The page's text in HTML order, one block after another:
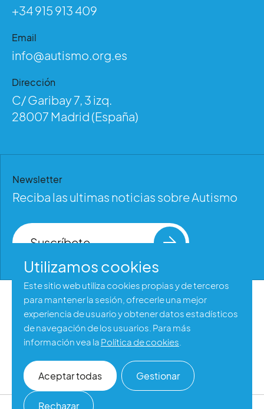
+34 915 913 409
Email
info@autismo.org.es
Dirección
C/ Garibay 7, 3 izq.
28007 Madrid (España)
Newsletter
Reciba las ultimas noticias sobre Autismo
Suscríbete
Aviso legal
Política de privacidad
Política de cookies
Accesibilidad web
Utilizamos cookies
Este sitio web utiliza cookies propias y de terceros
para mantener la sesión, ofrecerle una mejor
experiencia de usuario y obtener datos estadísticos
de navegación de los usuarios. Para más
información vea la Política de cookies
Aceptar todas Gestionar
Rechazar